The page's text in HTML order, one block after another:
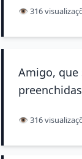
👁️ 316
Amigo, que
👁️ 316